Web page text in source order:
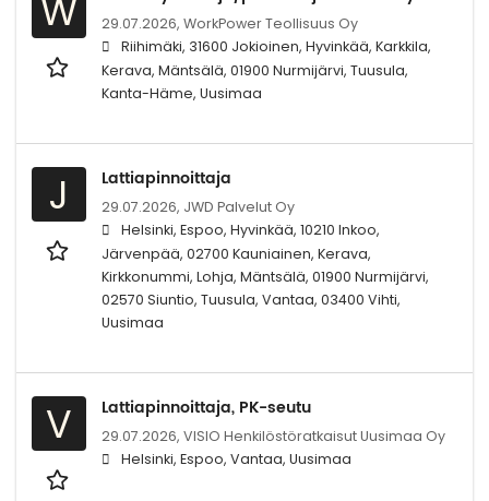
W 29.07.2026, WorkPower Teollisuus Oy
Riihimäki, 31600 Jokioinen, Hyvinkää, Karkkila,
Kerava, Mäntsälä, 01900 Nurmijärvi, Tuusula,
Kanta-Häme, Uusimaa
J Lattiapinnoittaja
29.07.2026, JWD Palvelut Oy
Helsinki, Espoo, Hyvinkää, 10210 Inkoo,
Järvenpää, 02700 Kauniainen, Kerava,
Kirkkonummi, Lohja, Mäntsälä, 01900 Nurmijärvi,
02570 Siuntio, Tuusula, Vantaa, 03400 Vihti,
Uusimaa
V Lattiapinnoittaja, PK-seutu
29.07.2026, VISIO Henkilöstöratkaisut Uusimaa Oy
Helsinki, Espoo, Vantaa, Uusimaa